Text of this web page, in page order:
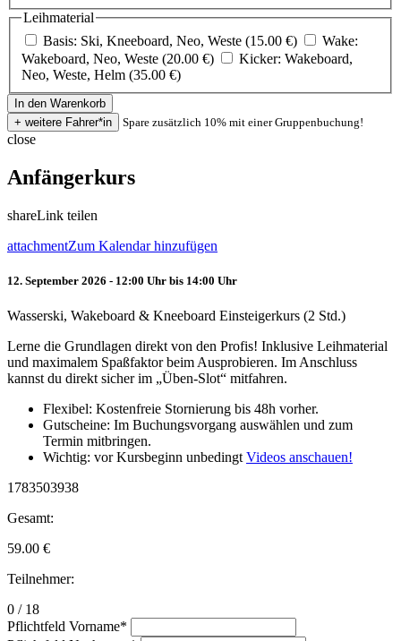
Leihmaterial
Basis: Ski, Kneeboard, Neo, Weste (15.00 €)
Wake:
Wakeboard, Neo, Weste (20.00 €)
Kicker: Wakeboard,
Neo, Weste, Helm (35.00 €)
Spare zusätzlich 10% mit einer Gruppenbuchung!
close
Anfängerkurs
shareLink teilen
attachmentZum Kalendar hinzufügen
12. September 2026 - 12:00 Uhr bis 14:00 Uhr
Wasserski, Wakeboard & Kneeboard Einsteigerkurs (2 Std.)
Lerne die Grundlagen direkt von den Profis! Inklusive Leihmaterial
und maximalem Spaßfaktor beim Ausprobieren. Im Anschluss
kannst du direkt sicher im „Üben-Slot“ mitfahren.
Flexibel: Kostenfreie Stornierung bis 48h vorher.
Gutscheine: Im Buchungsvorgang auswählen und zum
Termin mitbringen.
Wichtig: vor Kursbeginn unbedingt Videos anschauen!
1783503938
Gesamt:
59.00 €
Teilnehmer:
0 / 18
Pflichtfeld Vorname*